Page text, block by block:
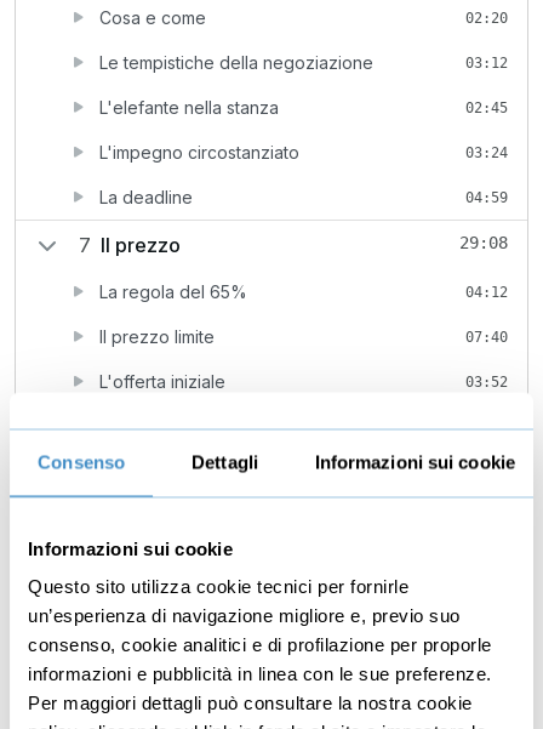
Consenso Dettagli Informazioni sui cookie
Informazioni sui cookie
Questo sito utilizza cookie tecnici per fornirle
un’esperienza di navigazione migliore e, previo suo
consenso, cookie analitici e di profilazione per proporle
informazioni e pubblicità in linea con le sue preferenze.
Per maggiori dettagli può consultare la nostra cookie
Cosa e come 02:20
Le tempistiche della negoziazione 03:12
L'elefante nella stanza 02:45
L'impegno circostanziato 03:24
La deadline 04:59
7 Il prezzo 29:08
La regola del 65% 04:12
Il prezzo limite 07:40
L'offerta iniziale 03:52
Le condizioni accessorie al prezzo 03:50
La mediazione 04:47
L'analisi prezzo: esempio nel mercato
immobiliare
I concetti chiave relativi alla negoziazione 01:05